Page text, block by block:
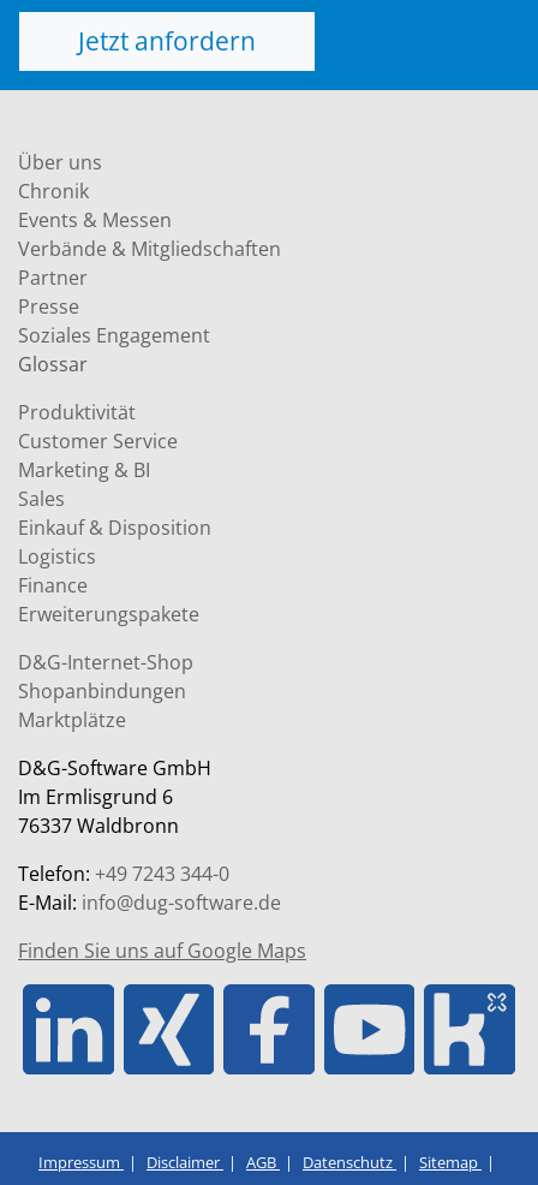
Jetzt anfordern
Über uns
Chronik
Events & Messen
Verbände & Mitgliedschaften
Partner
Presse
Soziales Engagement
Glossar
Produktivität
Customer Service
Marketing & BI
Sales
Einkauf & Disposition
Logistics
Finance
Erweiterungspakete
D&G-Internet-Shop
Shopanbindungen
Marktplätze
D&G-Software GmbH
Im Ermlisgrund 6
76337 Waldbronn
Telefon: +49 7243 344-0
E-Mail: info@dug-software.de
Finden Sie uns auf Google Maps
Impressum Disclaimer AGB Datenschutz
Sitemap